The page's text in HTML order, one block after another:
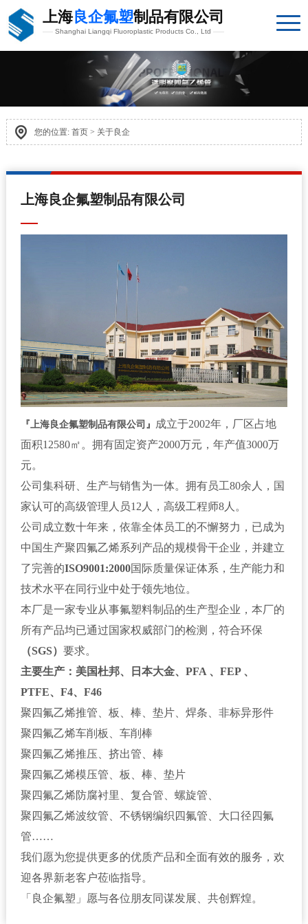
上海良企氟塑制品有限公司
Shanghai Liangqi Fluoroplastic Products Co., Ltd
您的位置: 首页> 关于良企
上海良企氟塑制品有限公司
『上海良企氟塑制品有限公司』
成立于2002年，厂区占地
面积12580㎡。拥有固定资产2000万元，年产值3000万
元。
公司集科研、生产与销售为一体。拥有员工80余人，国
家认可的高级管理人员12人，高级工程师8人。
公司成立数十年来，依靠全体员工的不懈努力，已成为
中国生产聚四氟乙烯系列产品的规模骨干企业，并建立
了完善的ISO9001:2000国际质量保证体系，生产能力和
技术水平在同行业中处于领先地位。
本厂是一家专业从事氟塑料制品的生产型企业，本厂的
所有产品均已通过国家权威部门的检测，符合环保
（SGS）要求。
主要生产：美国杜邦、日本大金、PFA 、FEP 、
PTFE、F4、F46
聚四氟乙烯推管、板、棒、垫片、焊条、非标异形件
聚四氟乙烯车削板、车削棒
聚四氟乙烯推压、挤出管、棒
聚四氟乙烯模压管、板、棒、垫片
聚四氟乙烯防腐衬里、复合管、螺旋管、
聚四氟乙烯波纹管、不锈钢编织四氟管、大口径四氟
管……
我们愿为您提供更多的优质产品和全面有效的服务，欢
迎各界新老客户莅临指导。
「良企氟塑」愿与各位朋友同谋发展、共创辉煌。